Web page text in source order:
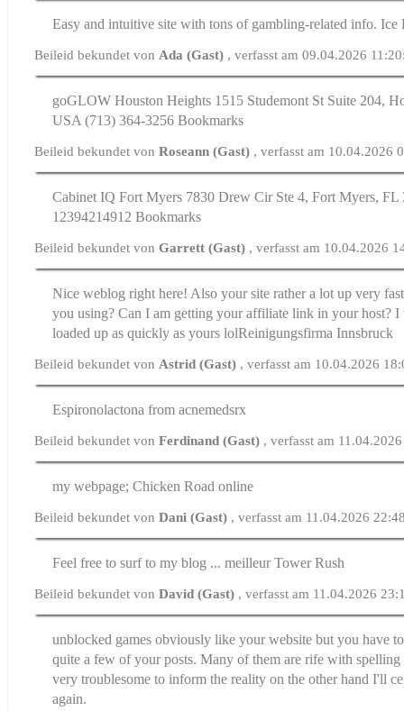
Easy and intuitive site with tons of gambling-related info. Ice
Beileid bekundet von Ada (Gast) , verfasst am 09.04.2026
goGLOW Houston Heights 1515 Studemont Ѕt Suite 204,
UЅA (713) 364-3256 Bookmarks
Beileid bekundet vonRoseann (Gast) , verfasst am 10.04.2026
Cabinet IQ Fort Myers 7830 Drew Cir Ste 4, Fort Myers, FL
12394214912 Bookmarks
Beileid bekundet vonGarrett (Gast) , verfasst am 10.04.2026
Nice weblog right here! Also your site rather a lot up very
you using? Can I am getting your affiliate link in your host? I
loaded up as quickly as yours lolReinigungsfirma Innsbruck
Beileid bekundet von Astrid (Gast) , verfasst am 10.04.2026
Espironolactona from acnemedsrx
Beileid bekundet vonFerdinand (Gast) , verfasst am
my webpage; Chicken Road online
Beileid bekundet vonDani (Gast) , verfasst am 11.04.2026
Feel free to surf to my blog ... meilleur Tower Rush
Beileid bekundet vonDavid (Gast) , verfasst am 11.04.2026
unblocked games obviously like your website but you have
quite a few of your posts. Many of them are rife with spelling
very troublesome to inform the reality on the other hand I'll
again.